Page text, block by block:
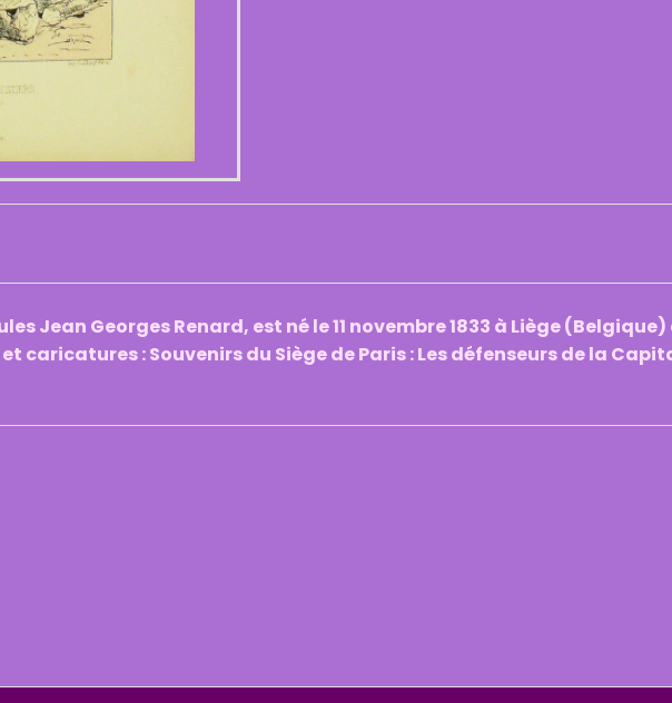
Jean Georges Renard, est né le 11 novembre 1833 à Liège (Belgique)
caricatures : Souvenirs du Siège de Paris : Les défenseurs de la